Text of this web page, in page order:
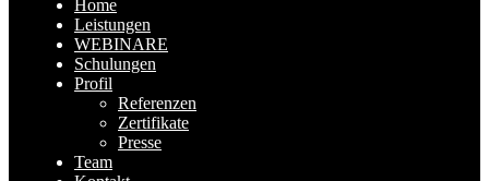
Home
Leistungen
WEBINARE
Schulungen
Profil
Referenzen
Zertifikate
Presse
Team